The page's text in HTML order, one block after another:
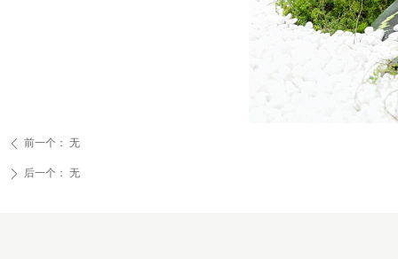
ꄴ 前一个： 无
ꄲ 后一个： 无